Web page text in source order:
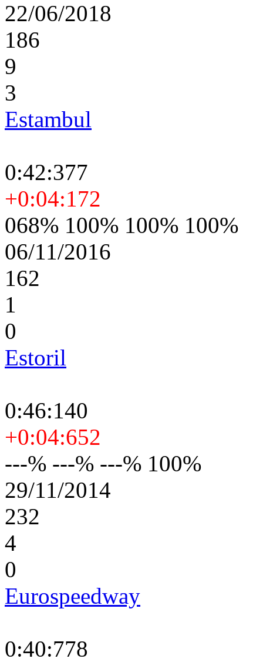
22/06/2018
186
9
3
Estambul
0:42:377
+0:04:172
068% 100% 100% 100%
06/11/2016
162
1
0
Estoril
0:46:140
+0:04:652
---% ---% ---% 100%
29/11/2014
232
4
0
Eurospeedway
0:40:778